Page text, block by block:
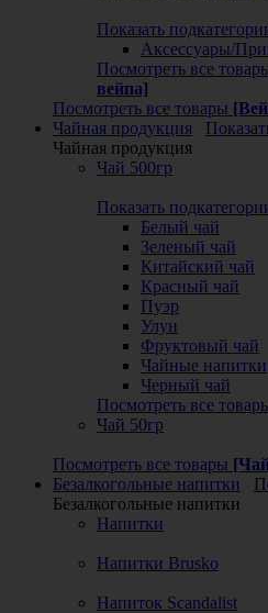
Показать
Аксессуары/
Посмотреть все
вейпа]
Посмотреть все товары
Чайная продукция
Чайная продукция
Чай 500гр
Показать
Белый чай
Зеленый чай
Китайский чай
Красный чай
Пуэр
Улун
Фруктовый чай
Чайные напитки
Черный чай
Посмотреть все
Чай 50гр
Посмотреть все товары
Безалкогольные напитки
Безалкогольные напитки
Напитки
Напитки Brusko
Напиток Scandalist